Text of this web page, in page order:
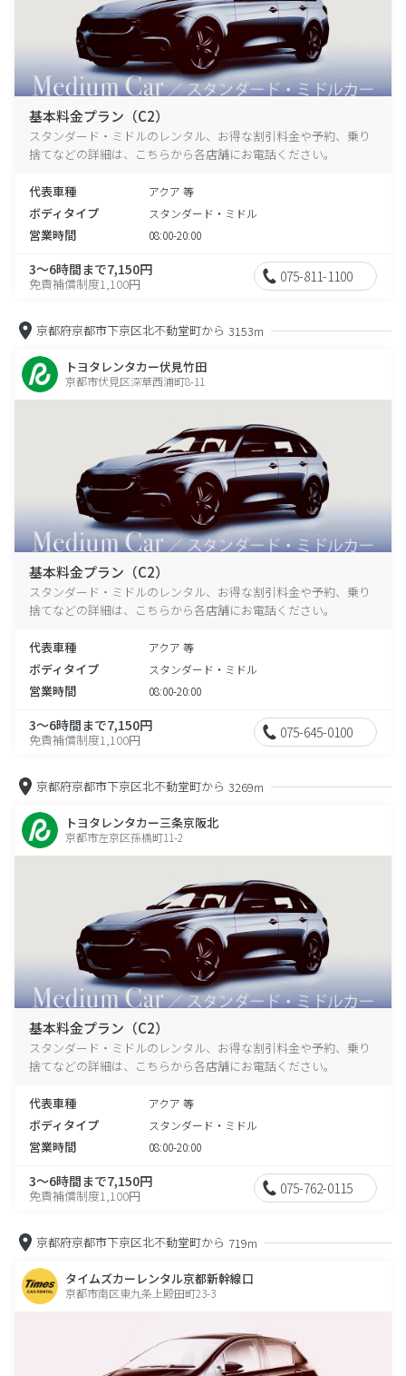
基本料金プラン（C2）
スタンダード・ミドルのレンタル、お得な割引料金や予約、乗り
捨てなどの詳細は、こちらから各店舗にお電話ください。
代表車種 アクア 等
ボディタイプ スタンダード・ミドル
営業時間 08:00-20:00
3～6時間まで7,150円
免責補償制度1,100円 075-811-1100
京都府京都市下京区北不動堂町から 3153m
トヨタレンタカー伏見竹田
京都市伏見区深草西浦町8-11
基本料金プラン（C2）
スタンダード・ミドルのレンタル、お得な割引料金や予約、乗り
捨てなどの詳細は、こちらから各店舗にお電話ください。
代表車種 アクア 等
ボディタイプ スタンダード・ミドル
営業時間 08:00-20:00
3～6時間まで7,150円
免責補償制度1,100円 075-645-0100
京都府京都市下京区北不動堂町から 3269m
トヨタレンタカー三条京阪北
京都市左京区孫橋町11-2
基本料金プラン（C2）
スタンダード・ミドルのレンタル、お得な割引料金や予約、乗り
捨てなどの詳細は、こちらから各店舗にお電話ください。
代表車種 アクア 等
ボディタイプ スタンダード・ミドル
営業時間 08:00-20:00
3～6時間まで7,150円
免責補償制度1,100円 075-762-0115
京都府京都市下京区北不動堂町から 719m
タイムズカーレンタル京都新幹線口
京都市南区東九条上殿田町23-3